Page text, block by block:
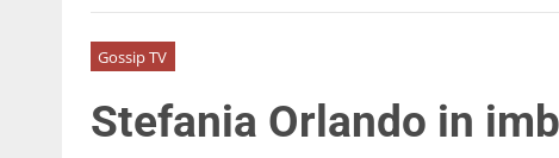
Gossip TV
Stefania Orlando in